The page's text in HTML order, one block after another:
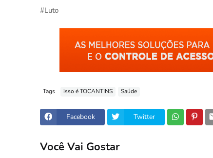
#Luto
Tags isso é TOCANTINS Saúde
Facebook Twitter
Você Vai Gostar